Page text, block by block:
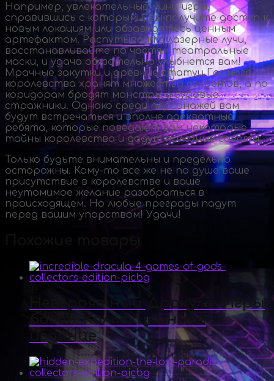
Например, увлекательныемини-игры,
справившись с которыми, вы получите доступ к
новым локациям или обзаведетесь ценным
артефактом. Распутывайте лазерные лучи,
восстанавливайте по частям театральные
маски, и удача обязательно улыбнется вам!
Мрачные закутки и древние статуи Горного
королевства хранят множество секретов, а по
коридорам бродят монстры и суровые
стражники. Однако среди персонажей вам
будут встречаться и вполне адекватные
ребята, которые поведают вам некоторые
тайны королевства и дадут полезные советы.
Только будьте внимательны и предельно
осторожны. Кому-то все же не по душе ваше
присутствие в королевстве и ваше
неутомимое желание разобраться в
происходящем. Но любые преграды падут
перед вашим упорством! Удачи!
Невероятный Дракула. Игры
богов. Коллекционное
издание